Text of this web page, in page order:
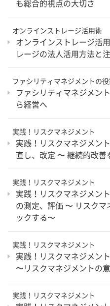
も総合的視点の大切さ
オンラインストレージ活用術
オンラインストレージ活
レージの法人活用方法と
ファシリティマネジメントの
ファシリティマネジメン
ら経営へ
実践！リスクマネジメント
実践！リスクマネジメン
直し、改定 〜 継続的改善
実践！リスクマネジメント
実践！リスクマネジメン
の測定、評価 〜 リスク
ックする〜
実践！リスクマネジメント
実践！リスクマネジメン
〜リスクマネジメントの
実践！リスクマネジメント